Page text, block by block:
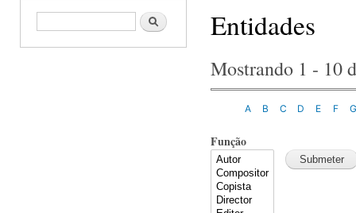
Search form Search Entidades
Mostrando 1 - 10
A B C D E F G
Função